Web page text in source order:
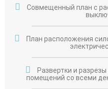
Совмещенный план с
План расположения
Развертки и
помещений со всеми